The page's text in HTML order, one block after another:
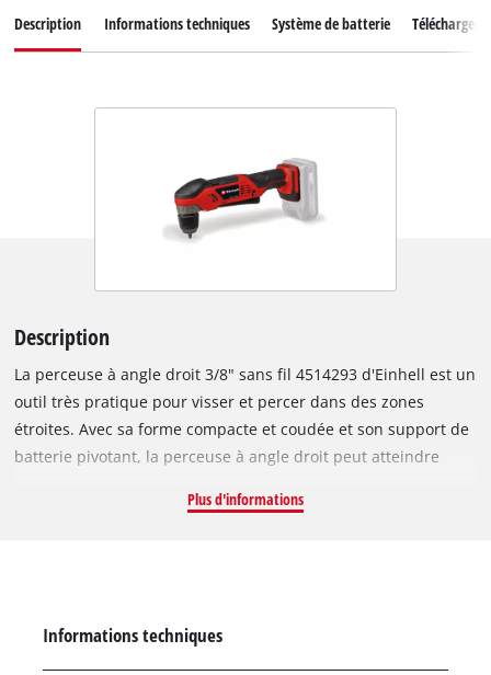
Description Informations techniques Système de batterie
Description
La perceuse à angle droit 3/8" sans fil 4514293 d'Einhell est un
outil très pratique pour visser et percer dans des zones
étroites. Avec sa forme compacte et coudée et son support de
batterie pivotant, la perceuse à angle droit peut atteindre
l’intérieur des tiroirs. Le grand interrupteur permet d’adopter
chargeurs et batteries. Avec un couple maximal de 45 Nm (389
Plus d'informations
Informations techniques